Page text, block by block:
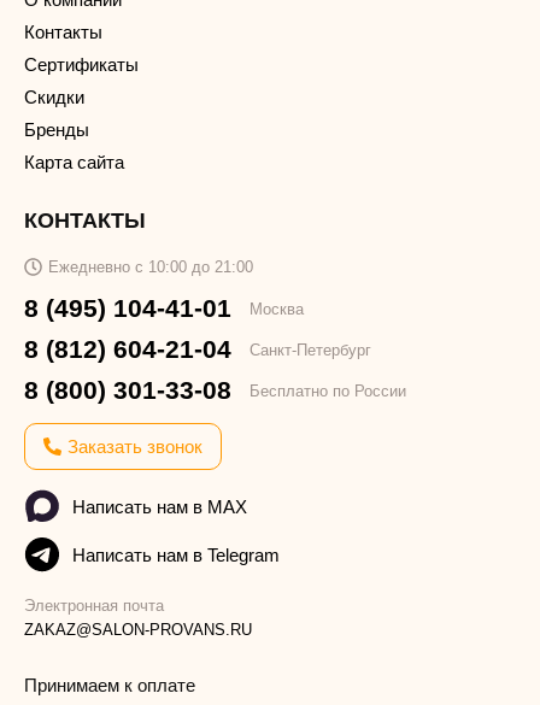
Контакты
Сертификаты
Скидки
Бренды
Карта сайта
КОНТАКТЫ
Ежедневно с 10:00 до 21:00
8 (495) 104-41-01 Москва
8 (812) 604-21-04 Санкт-Петербург
8 (800) 301-33-08 Бесплатно по России
Заказать звонок
Написать нам в MAX
Написать нам в Telegram
Электронная почта
ZAKAZ@SALON-PROVANS.RU
Принимаем к оплате